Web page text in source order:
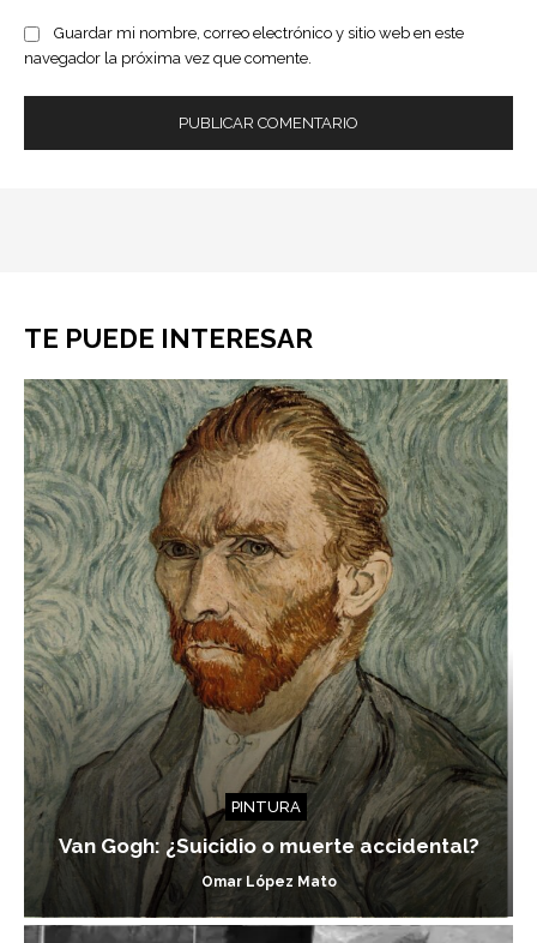
Guardar mi nombre, correo electrónico y sitio web en este
navegador la próxima vez que comente.
TE PUEDE INTERESAR
PINTURA
Van Gogh: ¿Suicidio o muerte accidental?
Omar López Mato